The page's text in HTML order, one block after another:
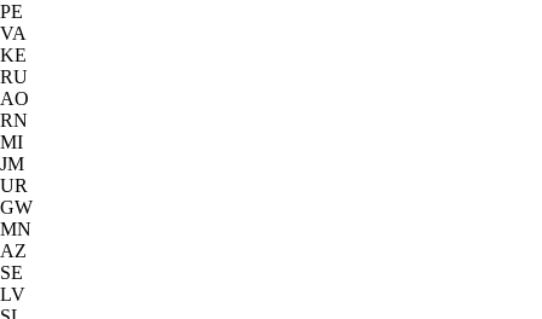
PE
VA
KE
RU
AO
RN
MI
JM
UR
GW
MN
AZ
SE
LV